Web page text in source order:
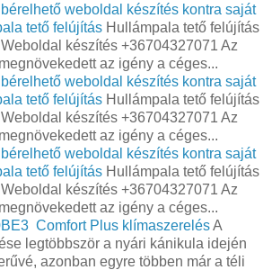
weboldal készítés kontra saját
tető felújítás Hullámpala tető felújítás
készítés +36704327071 Az
az igény a céges...
weboldal készítés kontra saját
tető felújítás Hullámpala tető felújítás
készítés +36704327071 Az
az igény a céges...
weboldal készítés kontra saját
tető felújítás Hullámpala tető felújítás
készítés +36704327071 Az
az igény a céges...
Comfort Plus klímaszerelésA
legtöbbször a nyári kánikula idején
azonban egyre többen már a téli